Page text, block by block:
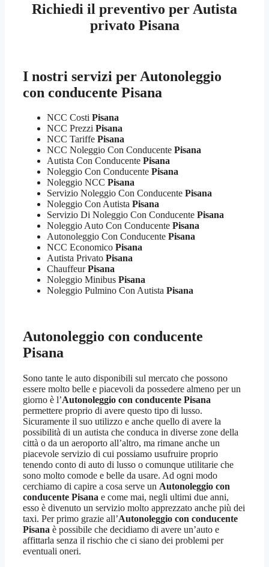
Richiedi il preventivo per Autista
privato Pisana
I nostri servizi per Autonoleggio
con conducente Pisana
NCC Costi Pisana
NCC Prezzi Pisana
NCC Tariffe Pisana
NCC Noleggio Con Conducente Pisana
Autista Con Conducente Pisana
Noleggio Con Conducente Pisana
Noleggio NCC Pisana
Servizio Noleggio Con Conducente Pisana
Noleggio Con Autista Pisana
Servizio Di Noleggio Con Conducente Pisana
Noleggio Auto Con Conducente Pisana
Autonoleggio Con Conducente Pisana
NCC Economico Pisana
Autista Privato Pisana
ChauffeurPisana
Noleggio Minibus Pisana
Noleggio Pulmino Con Autista Pisana
Autonoleggio con conducente
Pisana
Sono tante le auto disponibili sul mercato che possono
essere molto belle e piacevoli da possedere almeno per un
giorno è l’Autonoleggio con conducente Pisana
permettere proprio di avere questo tipo di lusso.
Sicuramente il suo utilizzo e anche quello di avere la
possibilità di un autista che conduca in diverse zone della
città o da un aeroporto all’altro, ma rimane anche un
piacevole servizio di cui possiamo usufruire proprio
tenendo conto di auto di lusso o comunque utilitarie che
sono molto comode e belle da usare. Ad ogni modo
cerchiamo di capire a cosa serve un Autonoleggio con
conducente Pisana e come mai, negli ultimi due anni,
esso è divenuto un servizio molto apprezzato anche più dei
taxi. Per primo grazie all’Autonoleggio con conducente
Pisana è possibile che decidiamo di avere un’auto e
affittarla senza il rischio che ci siano dei problemi per
eventuali oneri.